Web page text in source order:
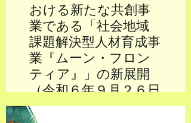
おける新たな共創事
業である「社会地域
課題解決型人材育成事
業『ムーン・フロン
ティア』」の新展開
（令和６年９月２６日
付）